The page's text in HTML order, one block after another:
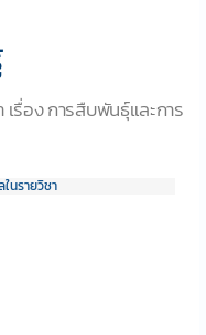
รื่อง การสืบพันธุ์และการ
นรายวิชา